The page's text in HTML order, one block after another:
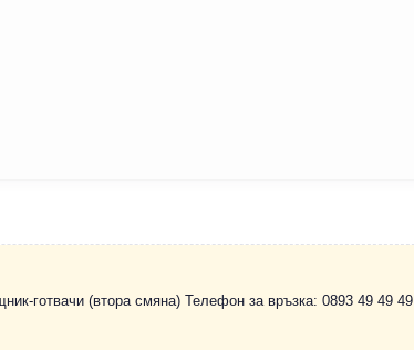
готвачи (втора смяна) Телефон за връзка: 0893 49 49 49